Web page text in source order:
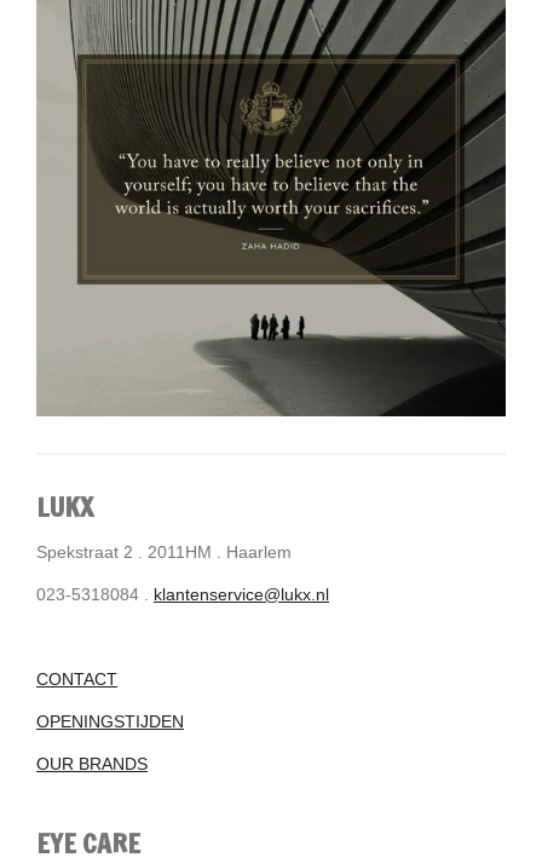
LUKX
Spekstraat 2 . 2011HM . Haarlem
023-5318084 . klantenservice@lukx.nl
CONTACT
OPENINGSTIJDEN
OUR BRANDS
EYE CARE